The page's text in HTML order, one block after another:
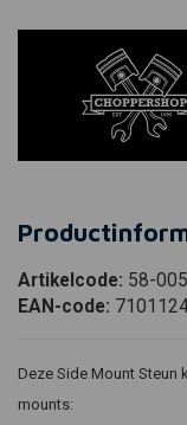
Artikelcode: 58-
EAN-code:
Deze Side Mount Steun
mounts: